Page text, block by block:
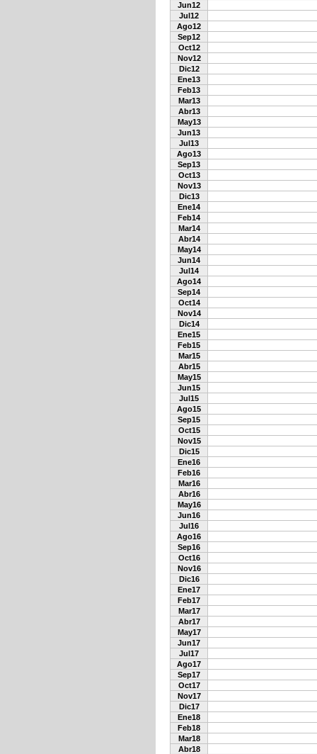
Jun12
Jul12
Ago12
Sep12
Oct12
Nov12
Dic12
Ene13
Feb13
Mar13
Abr13
May13
Jun13
Jul13
Ago13
Sep13
Oct13
Nov13
Dic13
Ene14
Feb14
Mar14
Abr14
May14
Jun14
Jul14
Ago14
Sep14
Oct14
Nov14
Dic14
Ene15
Feb15
Mar15
Abr15
May15
Jun15
Jul15
Ago15
Sep15
Oct15
Nov15
Dic15
Ene16
Feb16
Mar16
Abr16
May16
Jun16
Jul16
Ago16
Sep16
Oct16
Nov16
Dic16
Ene17
Feb17
Mar17
Abr17
May17
Jun17
Jul17
Ago17
Sep17
Oct17
Nov17
Dic17
Ene18
Feb18
Mar18
Abr18